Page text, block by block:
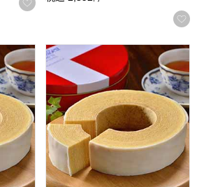
ウムクーヘン【年間ギフト】[B-15]
神戸スイーツポート バウム